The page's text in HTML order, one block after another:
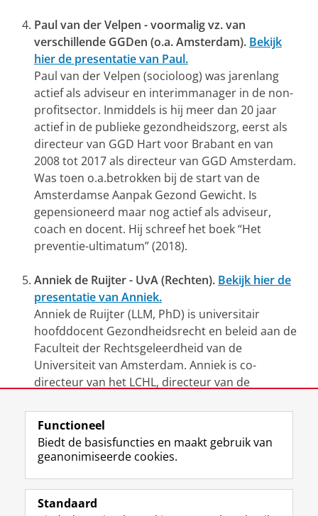
Paul van der Velpen - voormalig vz. van
verschillende GGDen (o.a. Amsterdam). Bekijk
hier de presentatie van Paul.
Paul van der Velpen (socioloog) was jarenlang
actief als adviseur en interimmanager in de non-
profitsector. Inmiddels is hij meer dan 20 jaar
actief in de publieke gezondheidszorg, eerst als
directeur van GGD Hart voor Brabant en van
2008 tot 2017 als directeur van GGD Amsterdam.
Was toen o.a.betrokken bij de start van de
Amsterdamse Aanpak Gezond Gewicht. Is
gepensioneerd maar nog actief als adviseur,
coach en docent. Hij schreef het boek “Het
preventie-ultimatum” (2018).
Anniek de Ruijter - UvA (Rechten). Bekijk hier de
presentatie van Anniek.
Anniek de Ruijter (LLM, PhD) is universitair
hoofddocent Gezondheidsrecht en beleid aan de
Faculteit der Rechtsgeleerdheid van de
Universiteit van Amsterdam. Anniek is co-
directeur van het LCHL, directeur van de
het Amsterdam Institute for Global Health and
Development (AIGHD). Anniek onderzoekt het
grensvlak tussen recht en gezondheid, waarbij
digitalisering, globalisering, Europeanisatie en
leefomgeving centraal staan.
Functioneel
Biedt de basisfuncties en maakt gebruik van
geanonimiseerde cookies.
Standaard